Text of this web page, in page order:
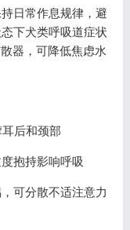
日常作息规律，避
下犬类呼吸道症状
器，可降低焦虑水
后和颈部
抱持影响呼吸
可分散不适注意力